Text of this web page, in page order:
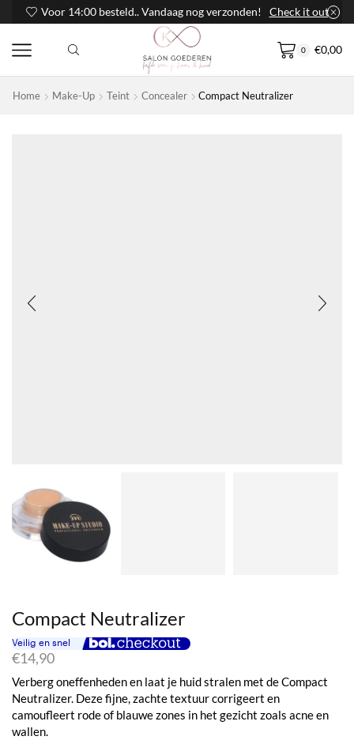
Voor 14:00 besteld.. Vandaag nog verzonden! Check it out
0 €0,00
Home Make-Up Teint Concealer Compact Neutralizer
Compact Neutralizer
€14,90
Verberg oneffenheden en laat je huid stralen met de Compact
Neutralizer. Deze fijne, zachte textuur corrigeert en
camoufleert rode of blauwe zones in het gezicht zoals acne en
wallen.